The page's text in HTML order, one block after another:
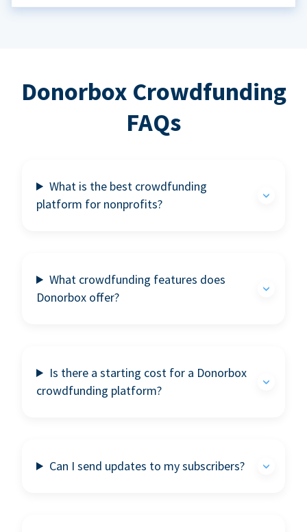
Donorbox Crowdfunding
FAQs
What is the best crowdfunding
platform for nonprofits?
What crowdfunding features does
Donorbox offer?
Is there a starting cost for a Donorbox
crowdfunding platform?
Can I send updates to my subscribers?